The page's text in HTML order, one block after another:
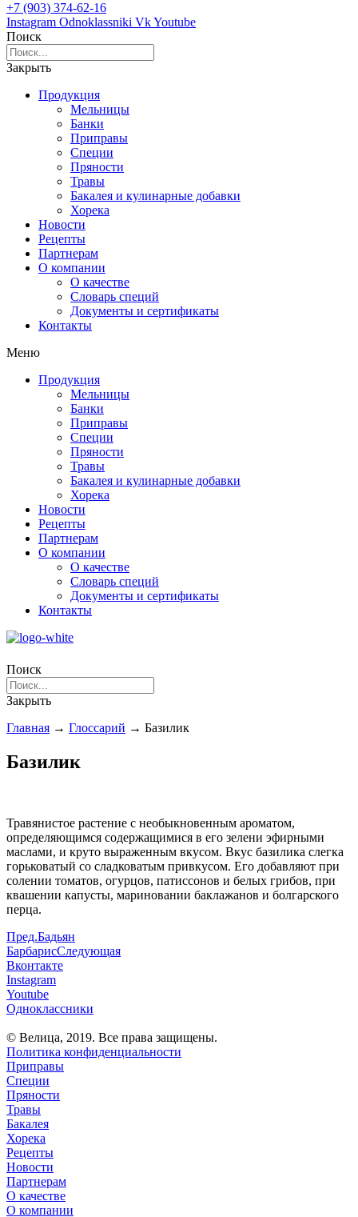
+7 (903) 374-62-16
Instagram Odnoklassniki VkYoutube
Поиск
Закрыть
Продукция
Мельницы
Банки
Приправы
Специи
Пряности
Травы
Бакалея и кулинарные добавки
Хорека
Новости
Рецепты
Партнерам
О компании
О качестве
Словарь специй
Документы и сертификаты
Контакты
Меню
Продукция
Мельницы
Банки
Приправы
Специи
Пряности
Травы
Бакалея и кулинарные добавки
Хорека
Новости
Рецепты
Партнерам
О компании
О качестве
Словарь специй
Документы и сертификаты
Контакты
Поиск
Закрыть
Главная → Глоссарий → Базилик
Базилик
Травянистое растение с необыкновенным ароматом,
определяющимся содержащимися в его зелени эфирными
маслами, и круто выраженным вкусом. Вкус базилика слегка
горьковатый со сладковатым привкусом. Его добавляют при
солении томатов, огурцов, патиссонов и белых грибов, при
квашении капусты, мариновании баклажанов и болгарского
перца.
Пред.Бадьян
БарбарисСледующая
Вконтакте
Instagram
Youtube
Одноклассники
© Велица, 2019. Все права защищены.
Политика конфиденциальности
Приправы
Специи
Пряности
Травы
Бакалея
Хорека
Рецепты
Новости
Партнерам
О качестве
О компании